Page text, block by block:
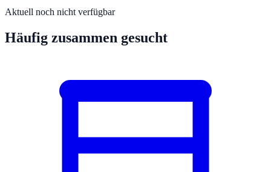
Aktuell noch nicht verfügbar
Häufig zusammen gesucht